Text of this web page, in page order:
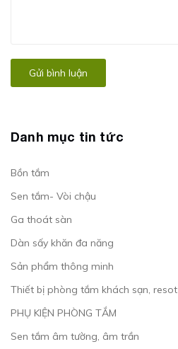
Gửi bình luận
Danh mục tin tức
Bồn tắm
Sen tắm- Vòi chậu
Ga thoát sàn
Dàn sấy khăn đa năng
Sản phẩm thông minh
Thiết bị phòng tắm khách sạn, resot
PHỤ KIỆN PHÒNG TẮM
Sen tắm âm tường, âm trần